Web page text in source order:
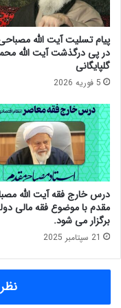
ه
م
ص
ب
ح
ی
م
ق
د
م
د
ر
پ
ی
ت
ح
ر
ی
ف
م
ص
ا
ح
ب
ه
آ
ت‌
پیام تسلیت آیت الله
در پی درگذشت آیت الله
گلپایگانی
5 فوریه 2026
درس خارج فقه آیت الله
مقدم با موضوع فقه مالی
برگزار می شود.
21 سپتامبر 2025